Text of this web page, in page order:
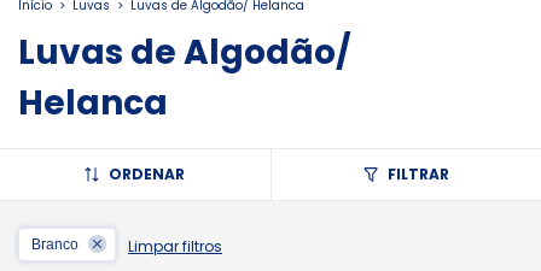
Início > Luvas > Luvas de Algodão/ Helanca
Luvas de Algodão/
Helanca
ORDENAR FILTRAR
Branco Limpar filtros